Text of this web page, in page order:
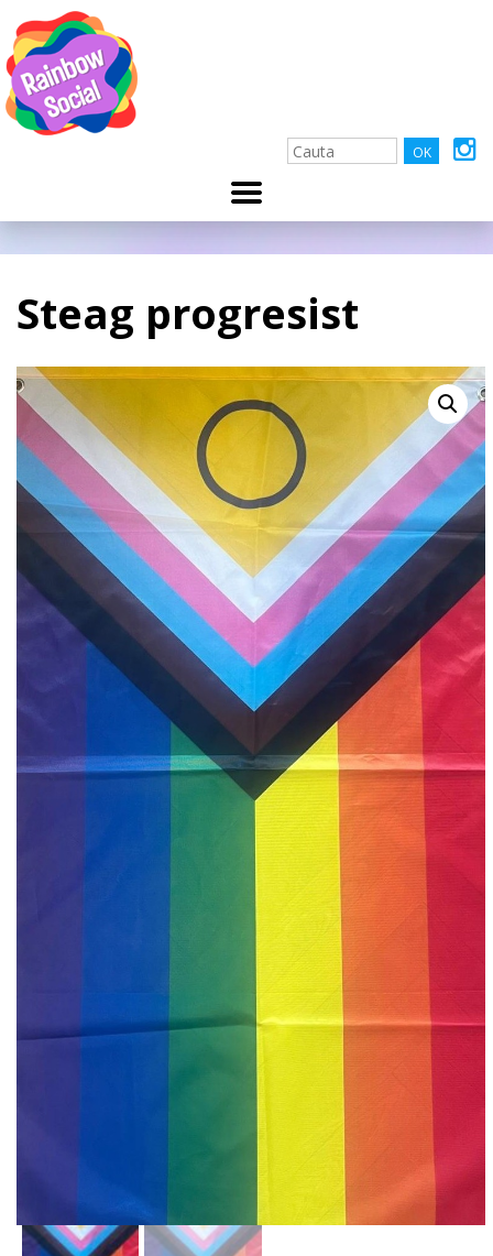
Steag progresist